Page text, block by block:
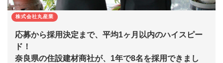
株式会社丸産業
応募から採用決定まで、平均1ヶ月以内のハイスピー
ド！
奈良県の住設建材商社が、1年で8名を採用できまし